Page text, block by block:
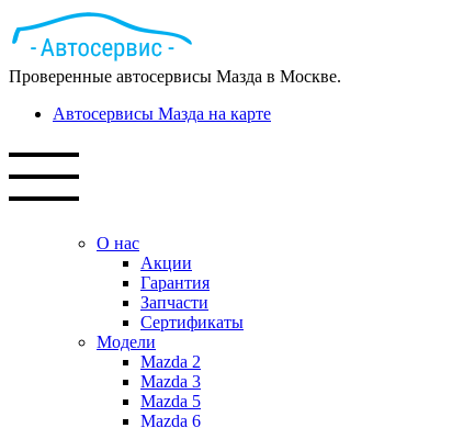
Проверенные автосервисы Мазда в Москве.
Автосервисы Мазда на карте
О нас
Акции
Гарантия
Запчасти
Сертификаты
Модели
Mazda 2
Mazda 3
Mazda 5
Mazda 6